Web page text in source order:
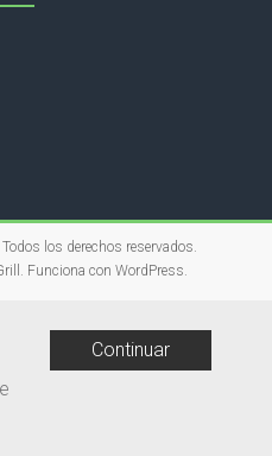
Todos los derechos reservados.
Funciona conWordPress.
Continuar